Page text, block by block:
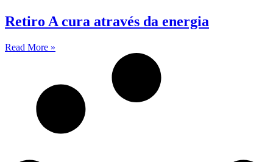
Retiro A cura através da energia
Read More »